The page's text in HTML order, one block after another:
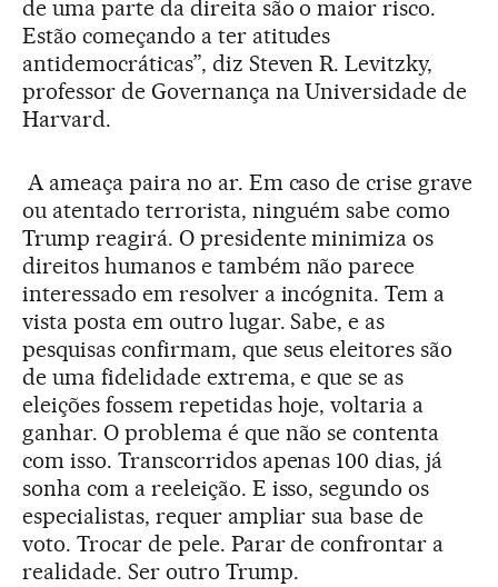
de uma parte da direita são o maior risco.
Estão começando a ter atitudes
antidemocráticas”, diz Steven R. Levitzky,
professor de Governança na Universidade de
Harvard.
A ameaça paira no ar. Em caso de crise grave
ou atentado terrorista, ninguém sabe como
Trump reagirá. O presidente minimiza os
direitos humanos e também não parece
interessado em resolver a incógnita. Tem a
vista posta em outro lugar. Sabe, e as
pesquisas confirmam, que seus eleitores são
de uma fidelidade extrema, e que se as
eleições fossem repetidas hoje, voltaria a
ganhar. O problema é que não se contenta
com isso. Transcorridos apenas 100 dias, já
sonha com a reeleição. E isso, segundo os
especialistas, requer ampliar sua base de
voto. Trocar de pele. Parar de confrontar a
realidade. Ser outro Trump.